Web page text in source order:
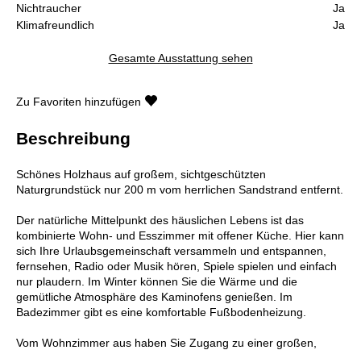
Nichtraucher
Ja
Klimafreundlich
Ja
Gesamte Ausstattung sehen
Zu Favoriten hinzufügen
Beschreibung
Schönes Holzhaus auf großem, sichtgeschützten
Naturgrundstück nur 200 m vom herrlichen Sandstrand entfernt.
Der natürliche Mittelpunkt des häuslichen Lebens ist das
kombinierte Wohn- und Esszimmer mit offener Küche. Hier kann
sich Ihre Urlaubsgemeinschaft versammeln und entspannen,
fernsehen, Radio oder Musik hören, Spiele spielen und einfach
nur plaudern. Im Winter können Sie die Wärme und die
gemütliche Atmosphäre des Kaminofens genießen. Im
Badezimmer gibt es eine komfortable Fußbodenheizung.
Vom Wohnzimmer aus haben Sie Zugang zu einer großen,